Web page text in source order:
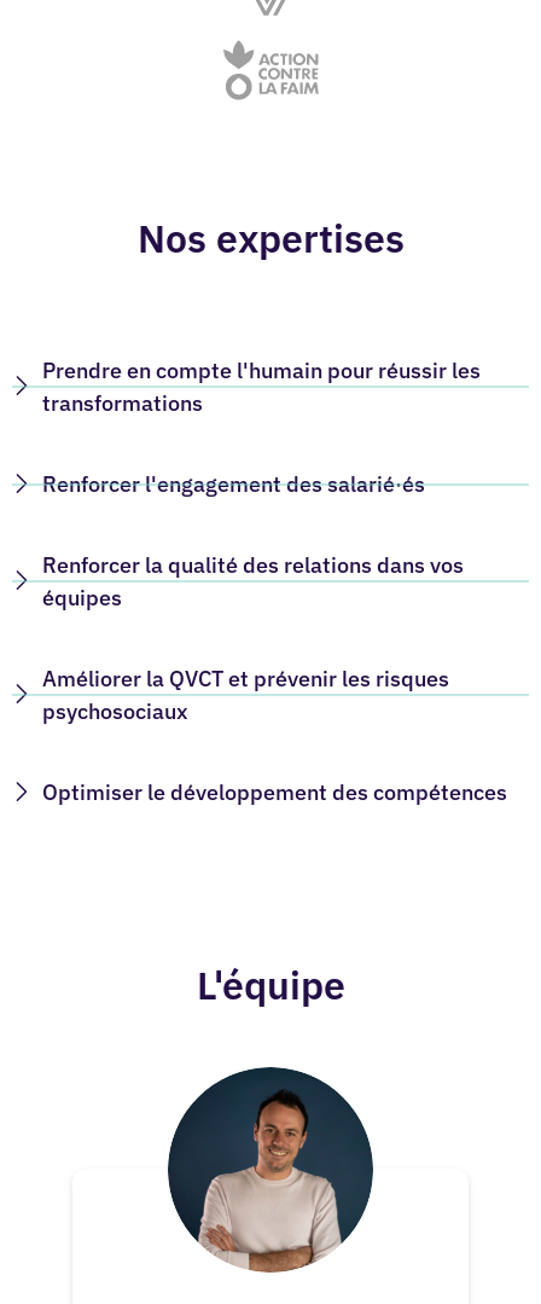
Nos expertises
Prendre en compte l'humain pour réussir les
transformations
Renforcer l'engagement des salarié·és
Renforcer la qualité des relations dans vos
équipes
Améliorer la QVCT et prévenir les risques
psychosociaux
Optimiser le développement des compétences
L'équipe
Gaetan de Lavilleon